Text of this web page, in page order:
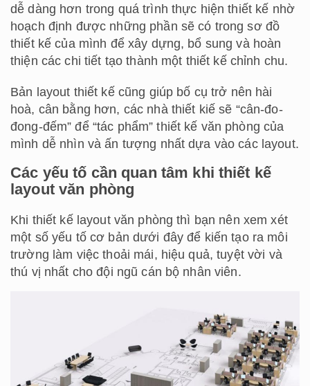
dễ dàng hơn trong quá trình thực hiện thiết kế nhờ
hoạch định được những phần sẽ có trong sơ đồ
thiết kế của mình để xây dựng, bổ sung và hoàn
thiện các chi tiết tạo thành một thiết kế chỉnh chu.
Bản layout thiết kế cũng giúp bố cụ trở nên hài
hoà, cân bằng hơn, các nhà thiết kiế sẽ “cân-đo-
đong-đếm” để “tác phẩm” thiết kế văn phòng của
mình dễ nhìn và ấn tượng nhất dựa vào các layout.
Các yếu tố cần quan tâm khi thiết kế
layout văn phòng
Khi thiết kế layout văn phòng thì bạn nên xem xét
một số yếu tố cơ bản dưới đây để kiến tạo ra môi
trường làm việc thoải mái, hiệu quả, tuyệt vời và
thú vị nhất cho đội ngũ cán bộ nhân viên.